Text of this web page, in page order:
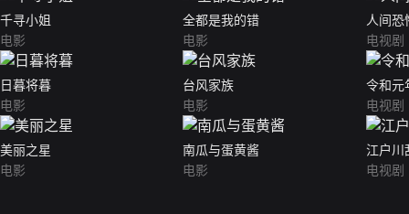
千寻小姐
电影
全都是我的错
电影
人间恐
电视剧
日暮将暮
电影
台风家族
电影
令和元
电视剧
美丽之星
电影
南瓜与蛋黄酱
电影
江户川
电视剧